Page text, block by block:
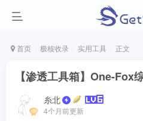
首页 极核收录 实用工具 正文
【渗透工具箱】One-Fox
糸北
4个月前更新